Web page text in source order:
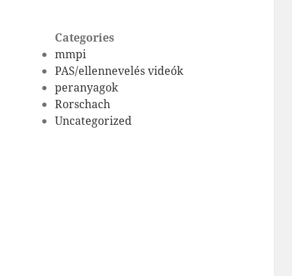
Categories
mmpi
PAS/ellennevelés videók
peranyagok
Rorschach
Uncategorized